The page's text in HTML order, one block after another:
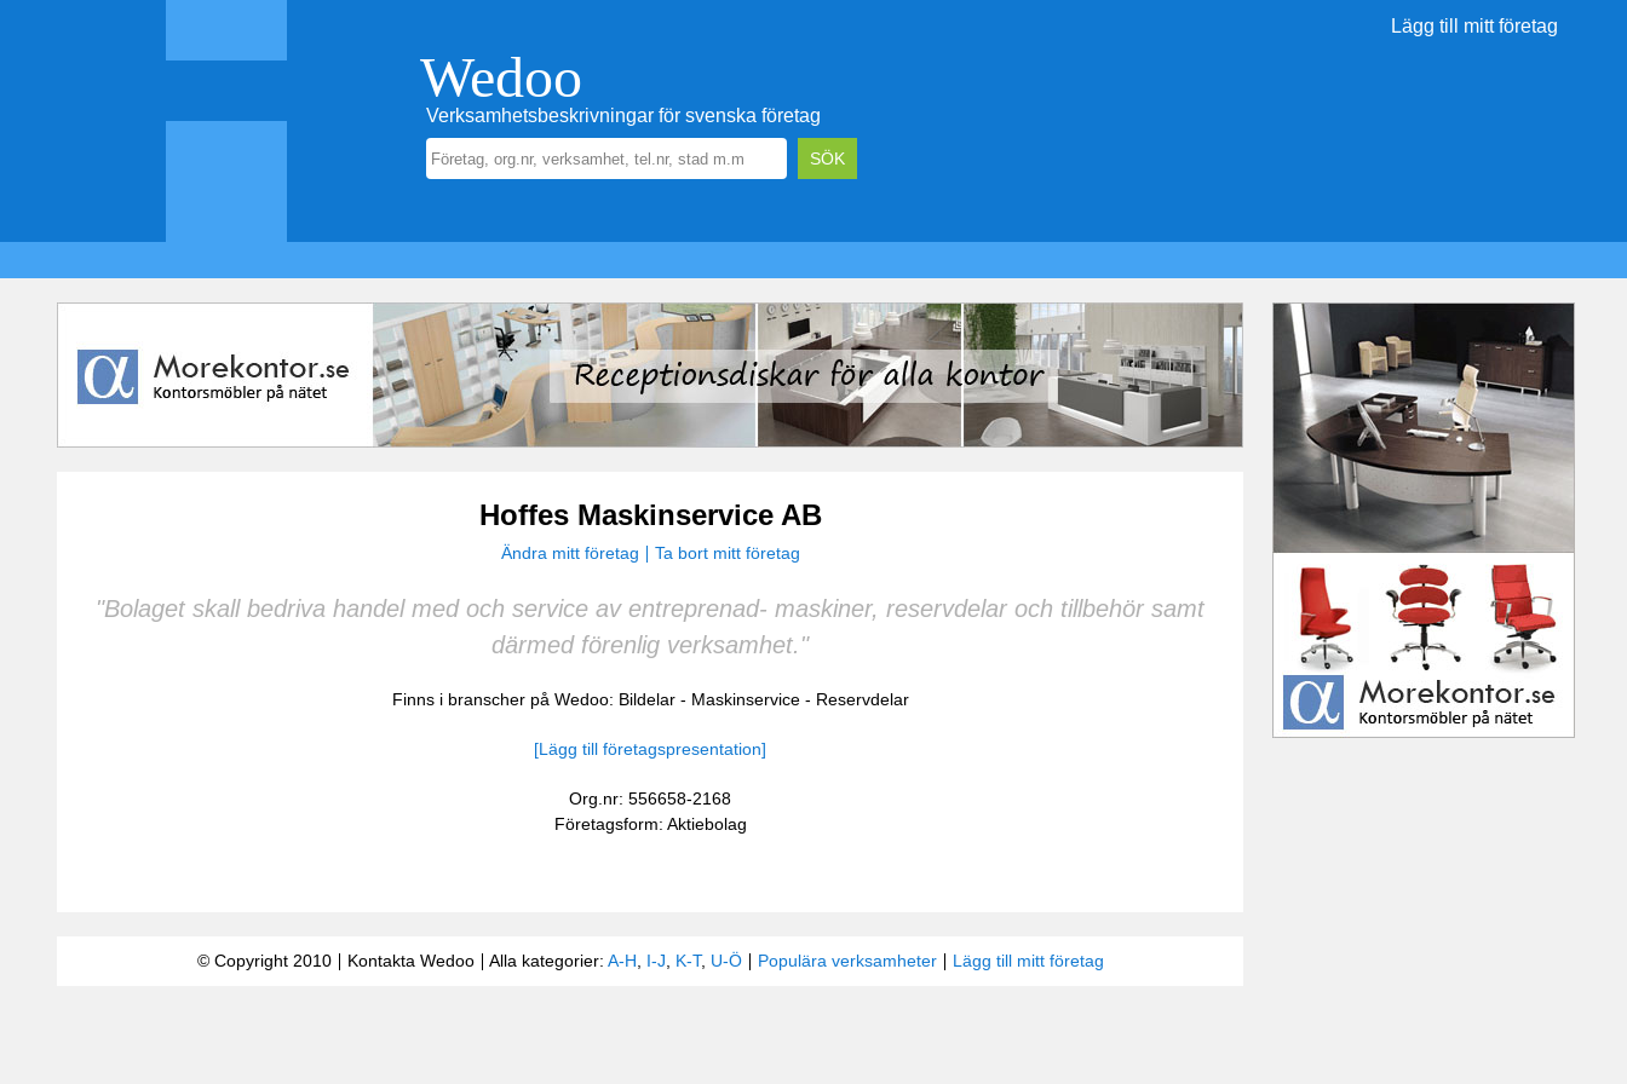
Lägg till mitt företag
Wedoo
Verksamhetsbeskrivningar för svenska företag
Hoffes Maskinservice AB
Ändra mitt företag Ta bort mitt företag
"Bolaget skall bedriva handel med och service av entreprenad- maskiner, reservdelar och tillbehör samt
därmed förenlig verksamhet."
Finns i branscher på Wedoo: Bildelar- Maskinservice- Reservdelar
[Lägg till företagspresentation]
Org.nr: 556658-2168
Företagsform: Aktiebolag
© Copyright 2010 Kontakta Wedoo Alla kategorier: A-H I-J K-T, U-Ö Populära verksamheter Lägg till mitt företag